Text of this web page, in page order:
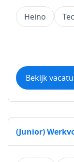
Heino
Bekijk
(Junior)